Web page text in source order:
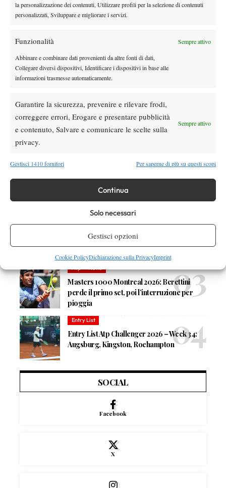
la personalizzazione dei contenuti, Utilizzare profili per la selezione di contenuti
personalizzati, Sviluppare e migliorare i servizi.
Funzionalità Sempre attivo
Abbinare e combinare dati provenienti da altre fonti di dati,
Collegare diversi dispositivi, Identificare i dispositivi in base alle
informazioni trasmesse automaticamente.
Garantire la sicurezza, prevenire e rilevare frodi,
correggere errori, Erogare e presentare pubblicità
e contenuto, Salvare e comunicare le scelte sulla
privacy.
Sempre attivo
Gestisci 1410 fornitori Per saperne di più su questi scopi
Continua
Solo necessari
Gestisci opzioni
Cookie PolicyDichiarazione sulla PrivacyImprint
Nessun commento
per inviare un commento.
Masters 1000 Montreal 2026, Berrettini si
arrende a Navone all’esordio
US Open
aggiornata, c’è Musetti con Kalinskaya
Atp News
Masters 1000 Montreal 2026: Berettini
perde il primo set, poi l’interruzione per
pioggia
Entry List
Entry List Atp Challenger 2026 – Week 34:
Augsburg, Kingston, Roehampton
SOCIAL
Facebook
X